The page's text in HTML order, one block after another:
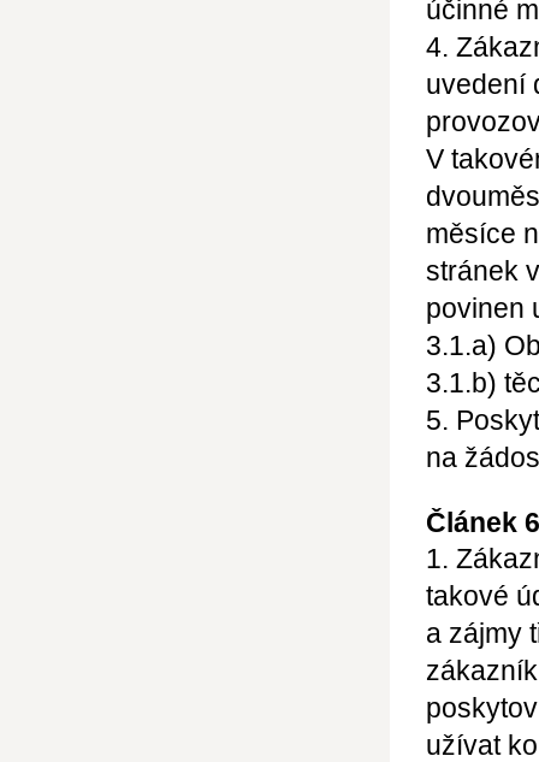
účinné
4.
uvedení
V
měsíce
stránek
povinen
3.1.a)
3.1.b)
5.
na
Článek
1.
takové
a zájmy
užívat